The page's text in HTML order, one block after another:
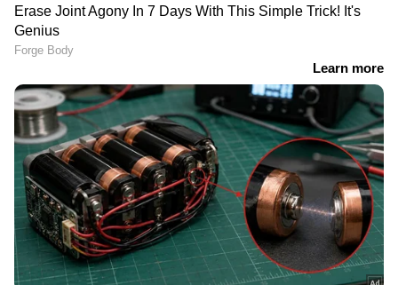
എൽപിജി
ഏജൻസി മാറ്റാൻ എണ്ണ
കമ്പനികൾക്ക്
അധികാരമുണ്ടെന്ന്
ഹൈക്കോടതി
ഇന്ത്യ- യുകെ സ്വതന്ത്ര
യാഥാർത്ഥ്യമാക്കാൻ
തിടുക്കം കൂട്ടി യുകെ
സ്‌കോച്ച് വിസ്‌കി
അസോസിയേഷന്‍
ഒറ്റ ഓർഡറിന് 44 രൂപ
തായ്ലന്‍ഡിലേക്ക്